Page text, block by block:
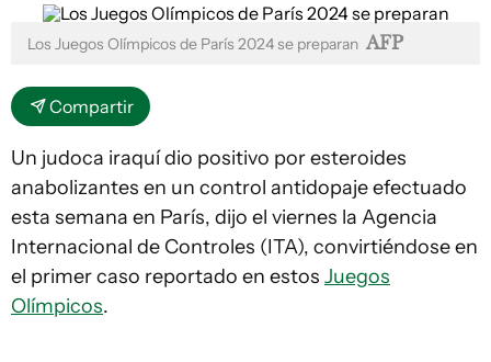
Los Juegos Olímpicos de París 2024 se preparan AFP
Compartir
Un judoca iraquí dio positivo por esteroides
anabolizantes en un control antidopaje efectuado
esta semana en París, dijo el viernes la Agencia
Internacional de Controles (ITA), convirtiéndose en
el primer caso reportado en estos Juegos
Olímpicos.